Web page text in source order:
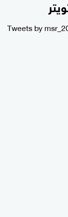
Tweets by